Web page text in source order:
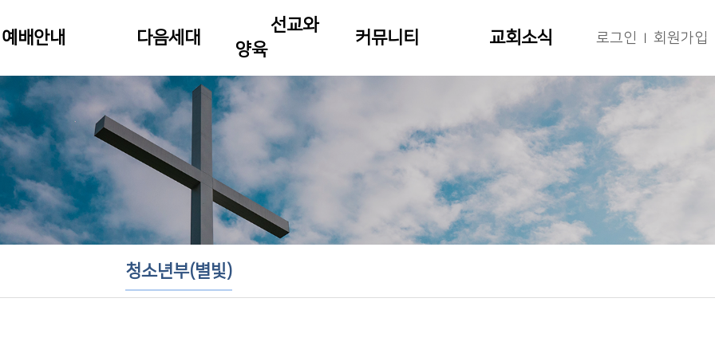
예배안내 다음세대
선교와
양육
커뮤니티 교회소식 로그인 회원가입
청소년부(별빛)